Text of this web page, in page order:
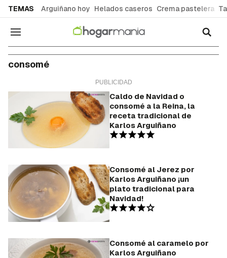
TEMAS Arguiñano hoy Helados caseros Crema pastelera
Navegación
consomé
Caldo de Navidad o
consomé a la Reina, la
receta tradicional de
Karlos Arguiñano
Consomé al Jerez por
Karlos Arguiñano ¡un
plato tradicional para
Navidad!
Consomé al caramelo por
Karlos Arguiñano